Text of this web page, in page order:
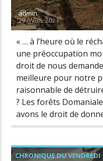
admin
29 AVRIL 2021
« … à l’heure où le
une préoccupation
droit de nous
meilleure pour notre
raisonnable de
? Les forêts
avons le droit de
CHRONIQUE DU VENDREDI